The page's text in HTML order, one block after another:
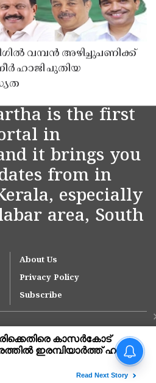
വമ്പൻ അഴിച്ചുപണിക്ക്
ഹാജി പുതിയ
is the first
in
it brings you
from in
especially
area, South
About Us
Privacy Policy
Subscribe